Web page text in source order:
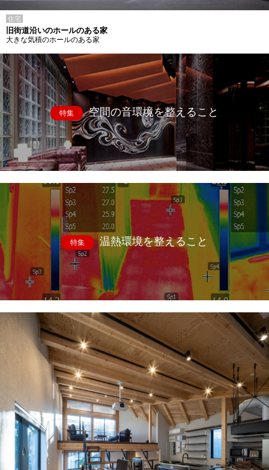
住宅
旧街道沿いのホールのある家
大きな気積のホールのある家
特集 空間の音環境を整えること
特集 温熱環境を整えること